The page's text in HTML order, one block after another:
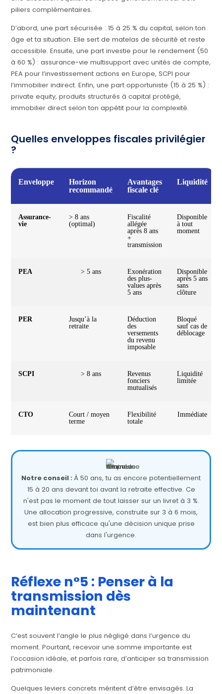
piliers complémentaires.
D’abord, une part sécurisée : 15 à 25 % du capital, selon ton
âge et ta situation. Elle sert de matelas de sécurité et reste
accessible. Ensuite, une part investie pour le rendement (50
à 60 %) : assurance-vie multisupport avec unités de compte,
PEA pour l’investissement actions en Europe, SCPI pour
l’immobilier indirect. Enfin, une part opportuniste (15 à 25 %) :
private equity, produits structurés à capital protégé,
immobilier direct selon ton appétit pour la complexité.
Quelles enveloppes fiscales privilégier
?
Enveloppe
Horizon
recommandé
Avantages
fiscale clé
Liquidité
Assurance-
vie
> 8 ans
(optimal)
Fiscalité
allégée
après 8 ans
+
transmission
Disponible
à tout
moment
PEA > 5 ans
Exonération
des plus-
values après
5 ans
Disponible
après 5 ans
sans
clôture
PER
Jusqu’à la
retraite
Déduction
des
versements
du revenu
imposable
Bloqué
sauf cas de
déblocage
SCPI > 8 ans
Revenus
fonciers
mutualisés
Liquidité
limitée
CTO
Court / moyen
terme
Flexibilité
totale
Immédiate
Notre conseil : À 50 ans, tu as encore potentiellement
15 à 20 ans devant toi avant la retraite effective. Ce
n'est pas le moment de tout laisser sur un livret à 3 %.
Une allocation progressive, construite sur 3 à 6 mois,
est bien plus efficace qu'une décision unique prise
dans l'urgence.
Réflexe n°5 : Penser à la
transmission dès
maintenant
C’est souvent l’angle le plus négligé dans l’urgence du
moment. Pourtant, recevoir une somme importante est
l’occasion idéale, et parfois rare, d’anticiper sa transmission
patrimoniale.
Quelques leviers concrets méritent d’être envisagés. La